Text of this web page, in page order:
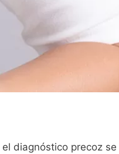
diagnóstico precoz se